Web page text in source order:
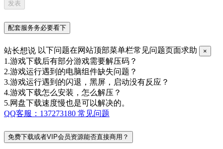
配套服务务必要看下
站长想说 以下问题在网站顶部菜单栏常见问题页面求助 ×
1.游戏下载后有部分游戏需要解压码？
2.游戏运行遇到的电脑组件缺失问题？
3.游戏运行遇到的闪退，黑屏，启动没有反应？
4.游戏下载怎么安装，怎么解压？
5.网盘下载速度慢也是可以解决的。
QQ客服：137273180 常见问题
免费下载或者VIP会员资源能否直接商用？